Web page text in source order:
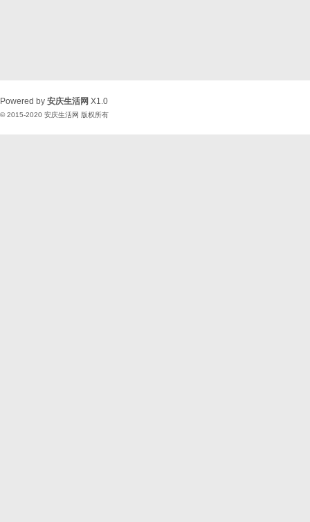
Powered by 安庆生活网 X1.0
© 2015-2020 安庆生活网 版权所有